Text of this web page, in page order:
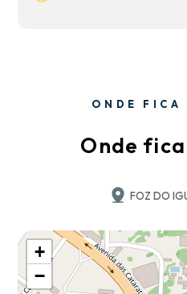
ONDE FICA
Onde
FOZ DO
+
−